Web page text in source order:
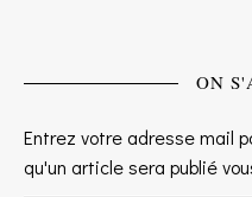
ON
Entrez votre adresse mail
qu'un article sera publié